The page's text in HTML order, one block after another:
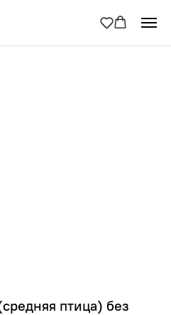
птица) без